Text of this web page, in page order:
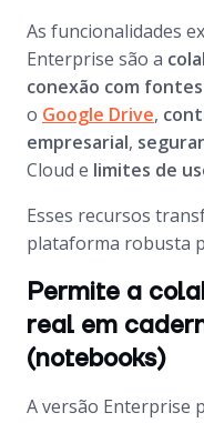
As funcionalidades
Enterprise são a
conexão com
o Google Drive,
empresarial,
Cloud e limites de
Esses recursos
plataforma robusta
Permite a
real em
(notebooks)
A versão Enterprise